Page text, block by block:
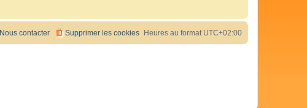
Heures au format UTC+02:00
Supprimer les cookies
Nous contacter